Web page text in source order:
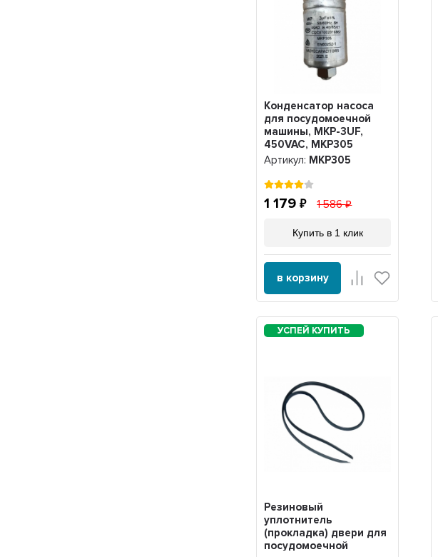
Конденсатор насоса
для посудомоечной
машины, MKP-3UF,
450VAC, MKP305
Артикул: MKP305
1 179 1 586
Купить в 1 клик
в корзину
Резиновый
уплотнитель
(прокладка) двери для
посудомоечной